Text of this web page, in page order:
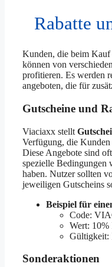
Rabatte
Kunden, die beim
können von
profitieren. Es werden
angeboten, die für
Gutscheine und
Viaciaxx stellt
Verfügung, die
Diese Angebote sind
spezielle Bedingungen
haben. Nutzer sollten
jeweiligen Gutscheins
Beispiel für
Code:
Wert: 10%
Gültigkeit:
Sonderaktionen